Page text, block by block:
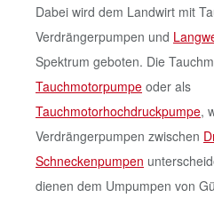
Dabei wird dem Landwirt mit
Verdrängerpumpen und
Spektrum geboten. Die
Tauchmotorpumpe oder als
Tauchmotorhochdruckpumpe,
Verdrängerpumpen zwischen
Schneckenpumpen
dienen dem Umpumpen von